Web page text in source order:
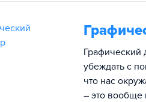
Графический
убеждать с
что нас
– это вообще